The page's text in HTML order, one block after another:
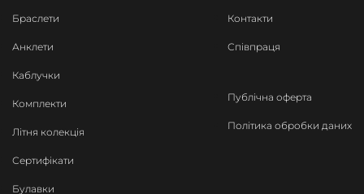
Браслети
Анклети
Каблучки
Комплекти
Літня колекція
Сертифікати
Булавки
Контакти
Співпраця
Публічна оферта
Політика обробки даних